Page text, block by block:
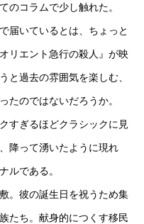
のコラムで少し触れた。
届いているとは、ちょっと
リエント急行の殺人』が映
と過去の雰囲気を楽しむ、
たのではないだろうか。
すぎるほどクラシックに見
降って湧いたように現れ
ルである。
。彼の誕生日を祝うため集
たち。献身的につくす移民